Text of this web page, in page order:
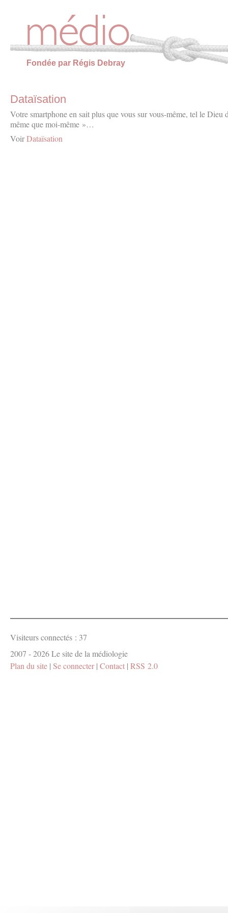
Fondée par Régis Debray
Dataïsation
Votre smartphone en sait plus que vous sur vous-même, tel le
même que moi-même »…
VoirDataïsation
Visiteurs connectés : 37
2007 - 2026 Le site de la médiologie
Plan du site | Se connecter| Contact | RSS 2.0